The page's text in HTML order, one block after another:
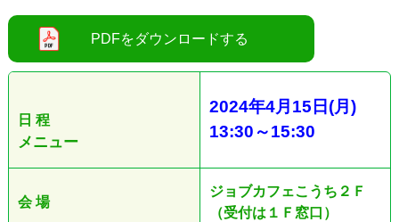
日 程
メニュー
2024年4月15日 (月 )
13:30 ～15:30
会 場
ジョブカフェこうち２Ｆ
（受付は１Ｆ窓口）